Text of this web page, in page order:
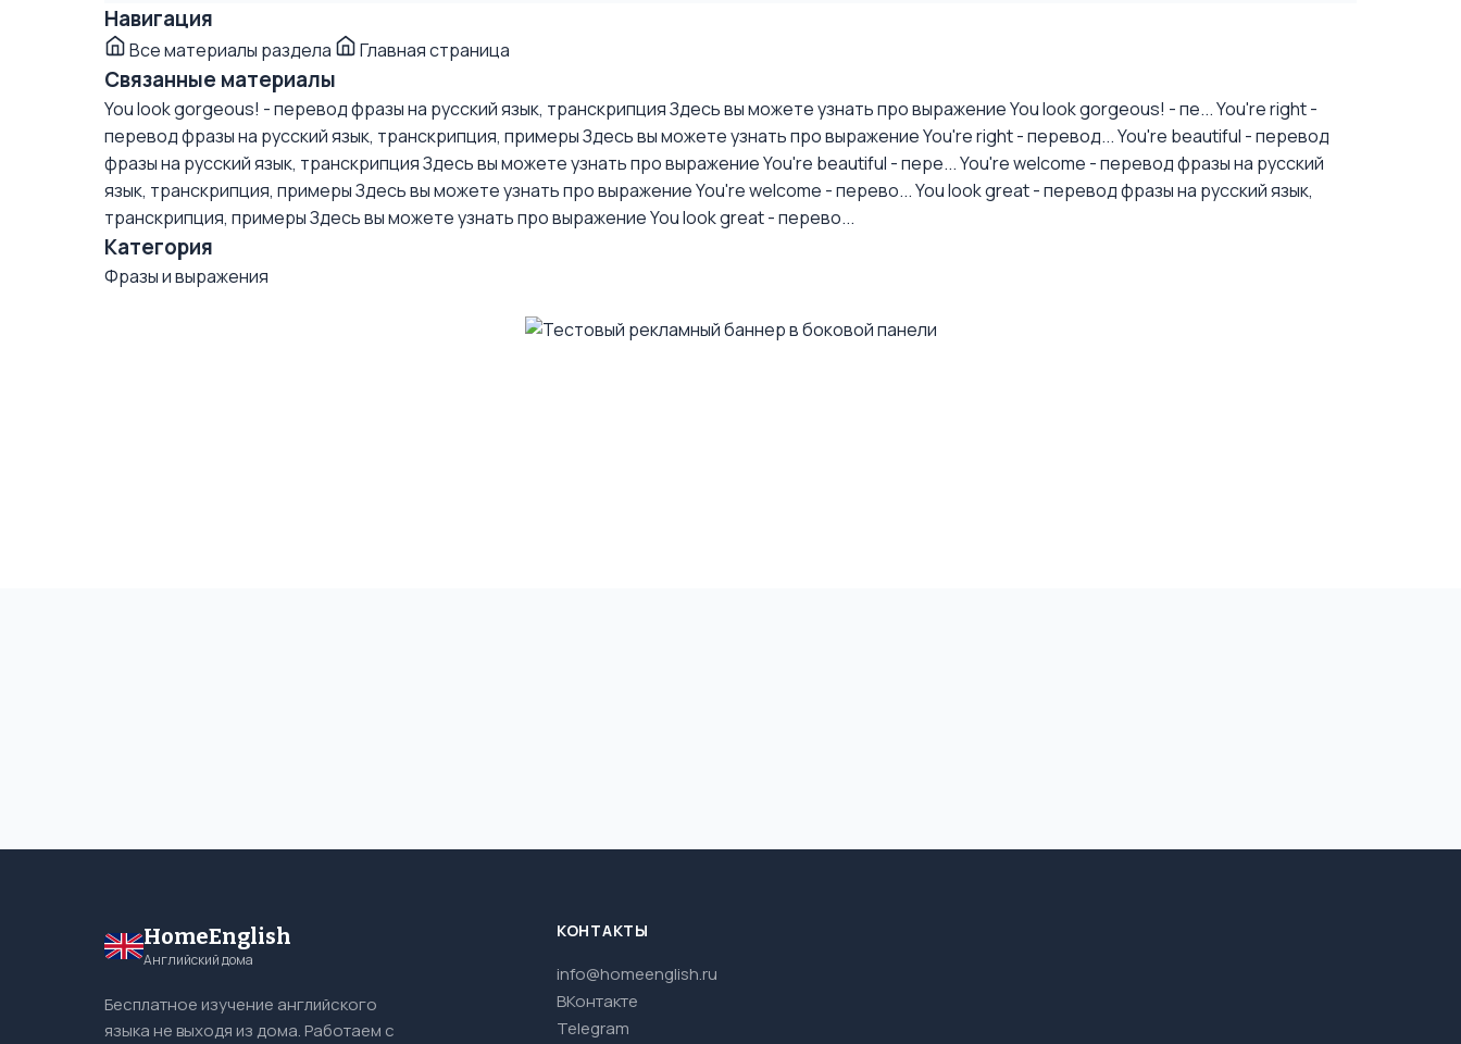
Навигация
Все материалы раздела Главная страница
Связанные материалы
You look gorgeous! - перевод фразы на русский язык, транскрипцияЗдесь вы можете узнать про выражение You look gorgeous! - пе...You're right -
перевод фразы на русский язык, транскрипция, примерыЗдесь вы можете узнать про выражение You're right - перевод...You're beautiful - перевод
фразы на русский язык, транскрипцияЗдесь вы можете узнать про выражение You're beautiful - пере...You're welcome - перевод фразы на русский
язык, транскрипция, примерыЗдесь вы можете узнать про выражение You're welcome - перево...You look great - перевод фразы на русский язык,
транскрипция, примерыЗдесь вы можете узнать про выражение You look great - перево...
Категория
Фразы и выражения
HomeEnglish
Английский дома
Бесплатное изучение английского
языка не выходя из дома. Работаем с
КОНТАКТЫ
info@homeenglish.ru
ВКонтакте
Telegram